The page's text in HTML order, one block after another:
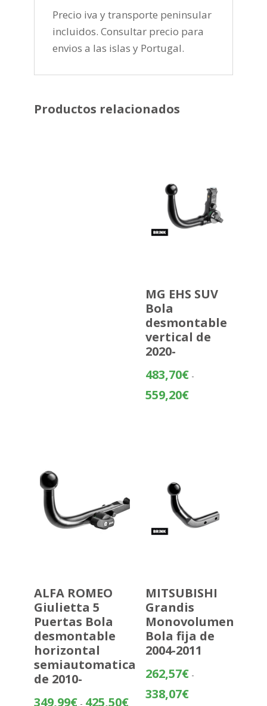
Precio iva y transporte peninsular
incluidos. Consultar precio para
envios a las islas y Portugal.
Productos relacionados
MG EHS SUV
Bola
desmontable
vertical de
2020-
483,70€ -
559,20€Rango
ALFA ROMEO
Giulietta 5
Puertas Bola
desmontable
horizontal
semiautomatica
de 2010-
349,99€ - 425,50€Rango
MITSUBISHI
Grandis
Monovolumen
Bola fija de
2004-2011
262,57€ -
338,07€Rango